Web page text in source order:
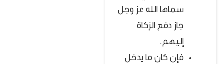
سماها الله عز وجل
جاز دفع الزكاة
إليهم.
فإن كان ما يدخل